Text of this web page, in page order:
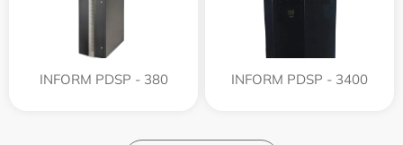
INFORM PDSP - 380 INFORM PDSP - 3400